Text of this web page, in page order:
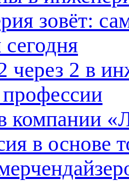
зовёт:
через 2 в
компании
в основе